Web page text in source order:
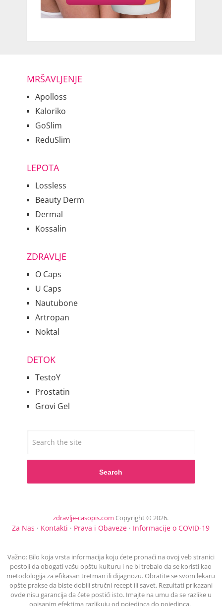
MRŠAVLJENJE
Apolloss
Kaloriko
GoSlim
ReduSlim
LEPOTA
Lossless
Beauty Derm
Dermal
Kossalin
ZDRAVLJE
O Caps
U Caps
Nautubone
Artropan
Noktal
DETOK
TestoY
Prostatin
Grovi Gel
Search
zdravlje-casopis.com Copyright © 2026.
Za Nas · Kontakti · Prava i Obaveze · Informacije o COVID-19
Važno: Bilo koja vrsta informacija koju ćete pronaći na ovoj veb stranici
postoji da obogati vašu opštu kulturu i ne bi trebalo da se koristi kao
metodologija za efikasan tretman ili dijagnozu. Obratite se svom lekaru
opšte prakse da biste dobili stručni recept ili savet. Rezultati prikazani
ovde nisu garancija da ćete postići isto. Imajte na umu da se razlike u
opisanim efektima razlikuju od pojedinca do pojedinca.